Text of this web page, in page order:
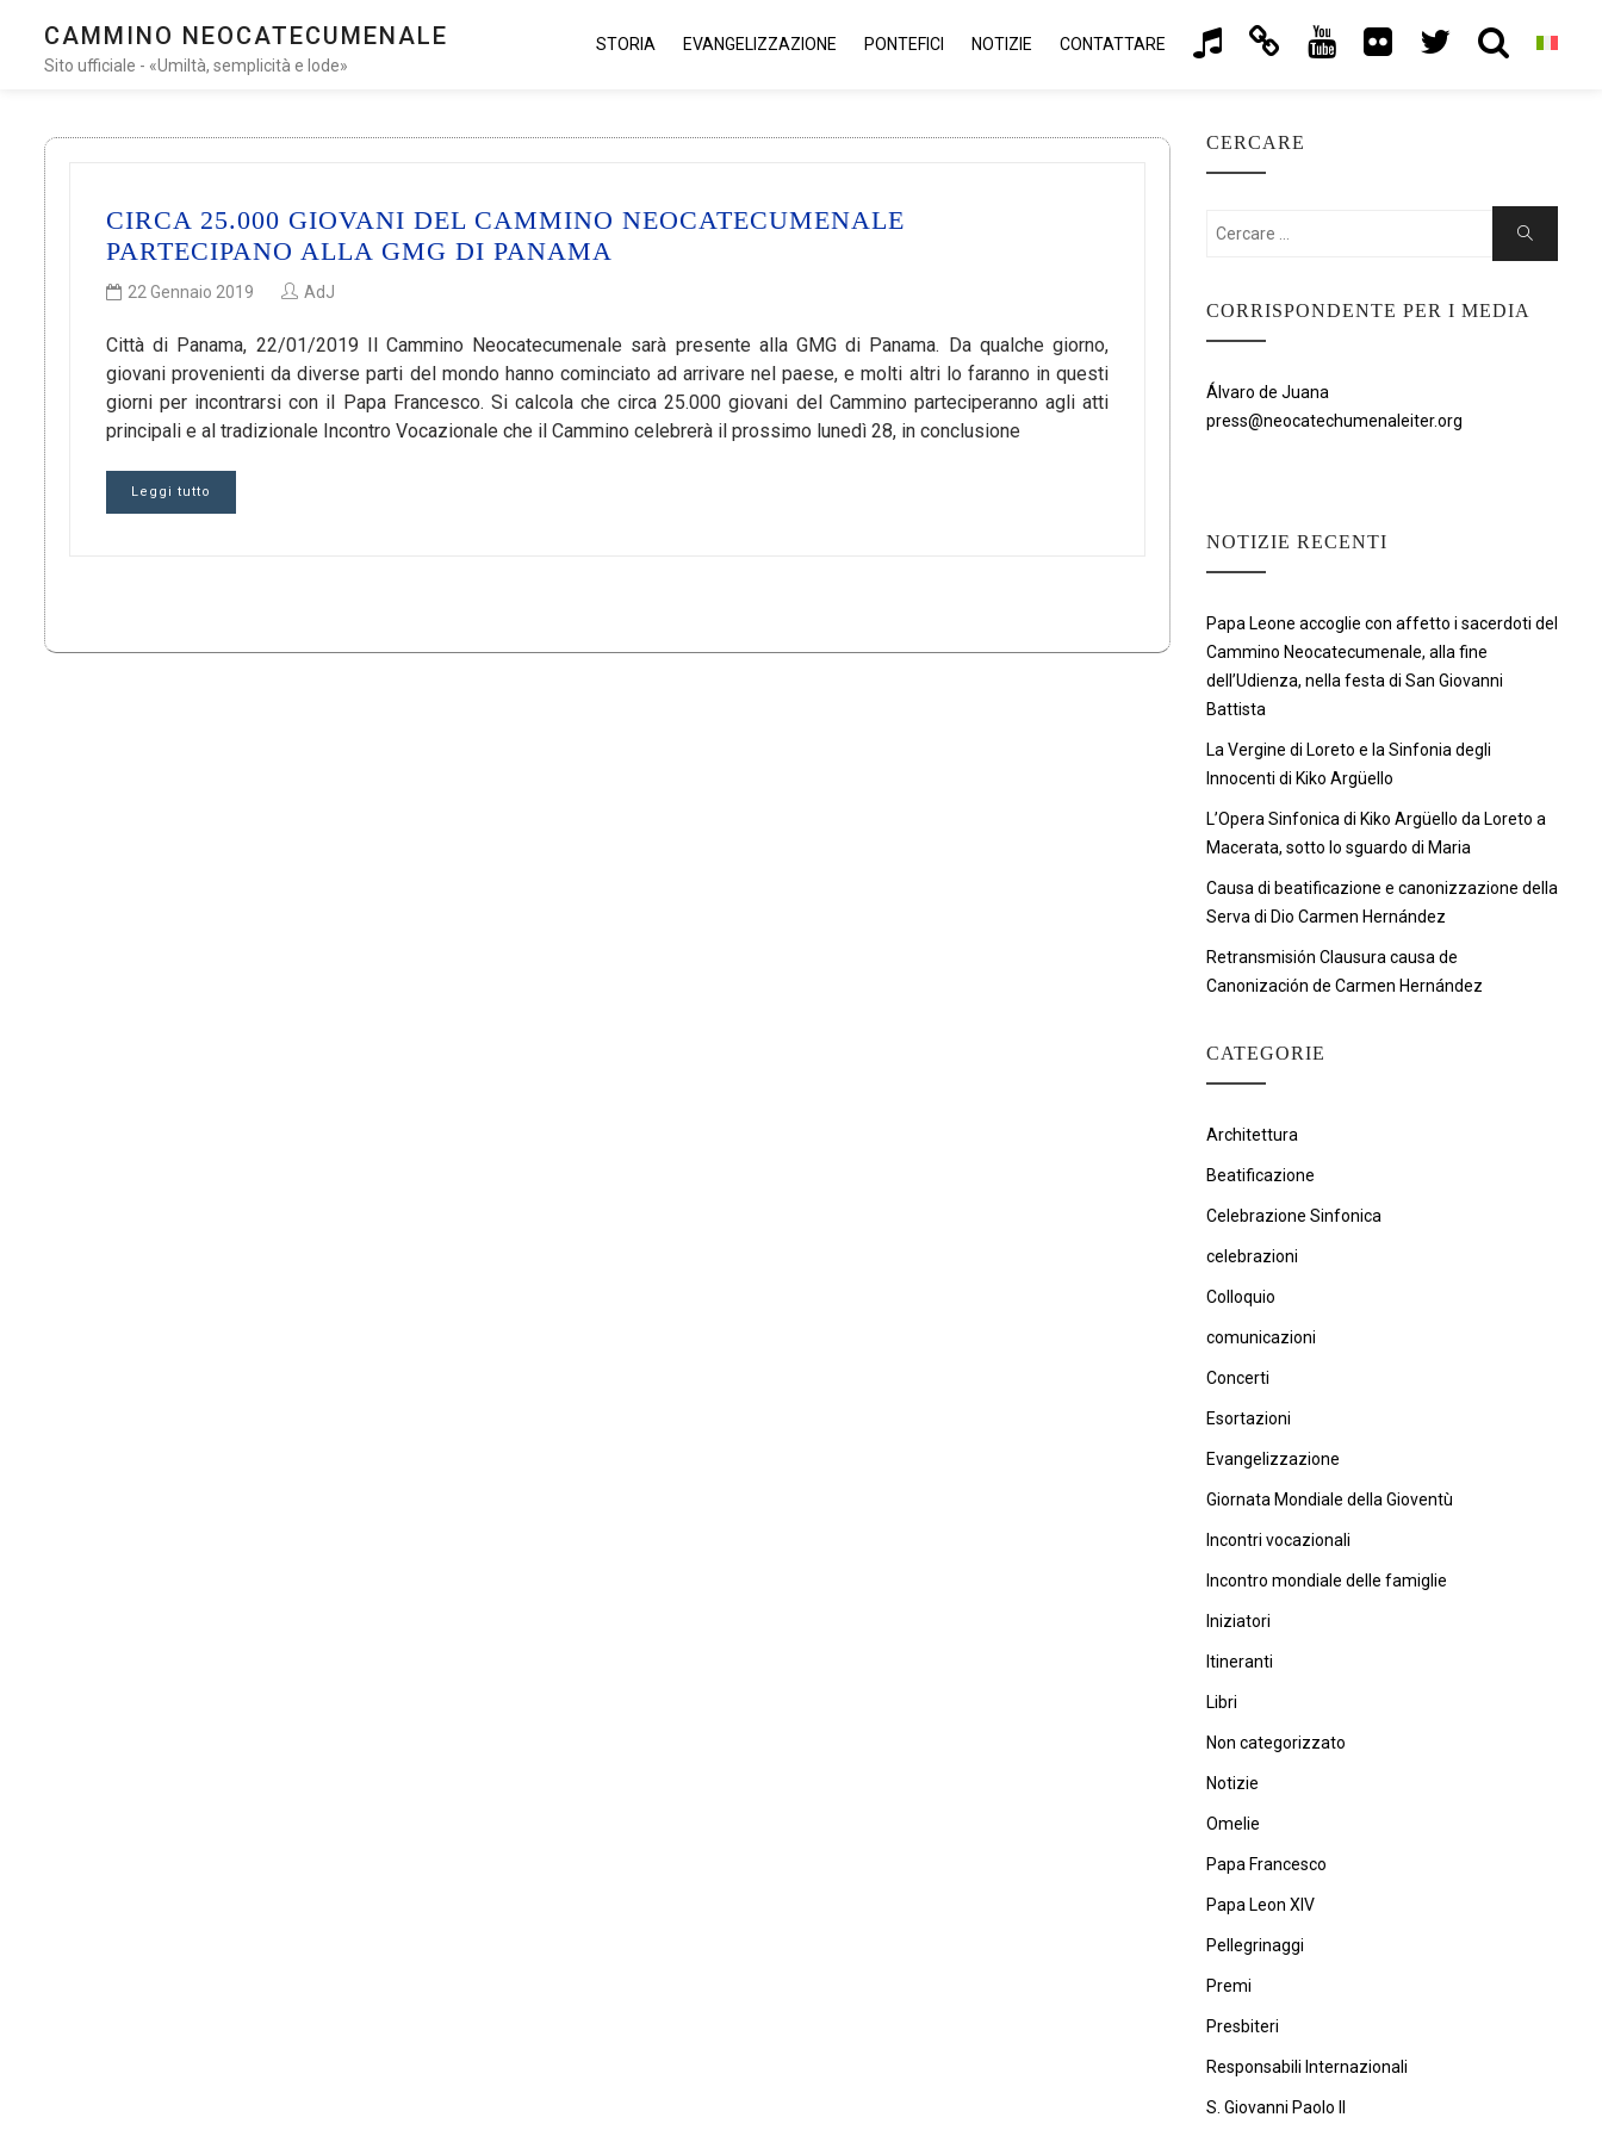
CAMMINO NEOCATECUMENALE
Sito ufficiale - «Umiltà, semplicità e lode»
STORIA EVANGELIZZAZIONE PONTEFICI NOTIZIE CONTATTARE
CIRCA 25.000 GIOVANI DEL CAMMINO NEOCATECUMENALE
PARTECIPANO ALLA GMG DI PANAMA
22 Gennaio 2019 AdJ
Città di Panama, 22/01/2019 Il Cammino Neocatecumenale sarà presente alla GMG di Panama. Da qualche giorno,
giovani provenienti da diverse parti del mondo hanno cominciato ad arrivare nel paese, e molti altri lo faranno in questi
giorni per incontrarsi con il Papa Francesco. Si calcola che circa 25.000 giovani del Cammino parteciperanno agli atti
principali e al tradizionale Incontro Vocazionale che il Cammino celebrerà il prossimo lunedì 28, in conclusione
Leggi tutto
CERCARE
Cercare:
Ricerca
CORRISPONDENTE PER I MEDIA
Álvaro de Juana
press@neocatechumenaleiter.org
NOTIZIE RECENTI
Papa Leone accoglie con affetto i sacerdoti del
Cammino Neocatecumenale, alla fine
dell’Udienza, nella festa di San Giovanni
Battista
La Vergine di Loreto e la Sinfonia degli
Innocenti di Kiko Argüello
L’Opera Sinfonica di Kiko Argüello da Loreto a
Macerata, sotto lo sguardo di Maria
Causa di beatificazione e canonizzazione della
Serva di Dio Carmen Hernández
Retransmisión Clausura causa de
Canonización de Carmen Hernández
CATEGORIE
Architettura
Beatificazione
Celebrazione Sinfonica
celebrazioni
Colloquio
comunicazioni
Concerti
Esortazioni
Evangelizzazione
Giornata Mondiale della Gioventù
Incontri vocazionali
Incontro mondiale delle famiglie
Iniziatori
Itineranti
Libri
Non categorizzato
Notizie
Omelie
Papa Francesco
Papa Leon XIV
Pellegrinaggi
Premi
Presbiteri
Responsabili Internazionali
S. Giovanni Paolo II